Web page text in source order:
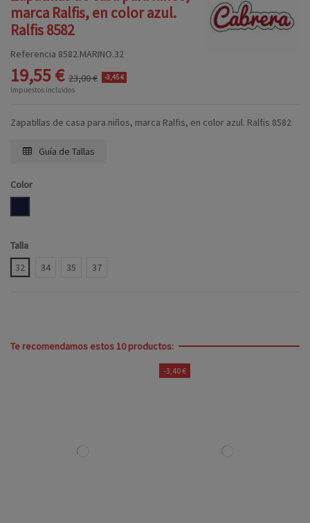
marca Ralfis, en color azul.
Ralfis 8582
Referencia 8582.MARINO.32
19,55 € 23,00 € -3,45 €
Impuestos incluidos
Zapatillas de casa para niños, marca Ralfis, en color azul. Ralfis 8582
Guía de Tallas
Color
Talla
32
34 35 37
Te recomendamos estos 10 productos:
-3,40 €